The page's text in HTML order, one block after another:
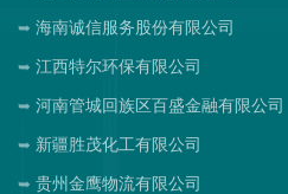
海南诚信服务股份有限公司
江西特尔环保有限公司
河南管城回族区百盛金融有限公司
新疆胜茂化工有限公司
贵州金鹰物流有限公司